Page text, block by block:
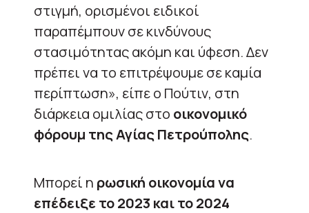
στιγμή, ορισμένοι ειδικοί
παραπέμπουν σε κινδύνους
στασιμότητας ακόμη και ύφεση. Δεν
πρέπει να το επιτρέψουμε σε καμία
περίπτωση», είπε ο Πούτιν, στη
διάρκεια ομιλίας στο οικονομικό
φόρουμ της Αγίας Πετρούπολης.
Μπορεί η ρωσική οικονομία να
επέδειξε το 2023 και το 2024